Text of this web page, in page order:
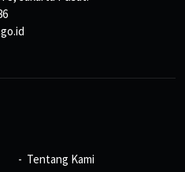
Tentang Kami